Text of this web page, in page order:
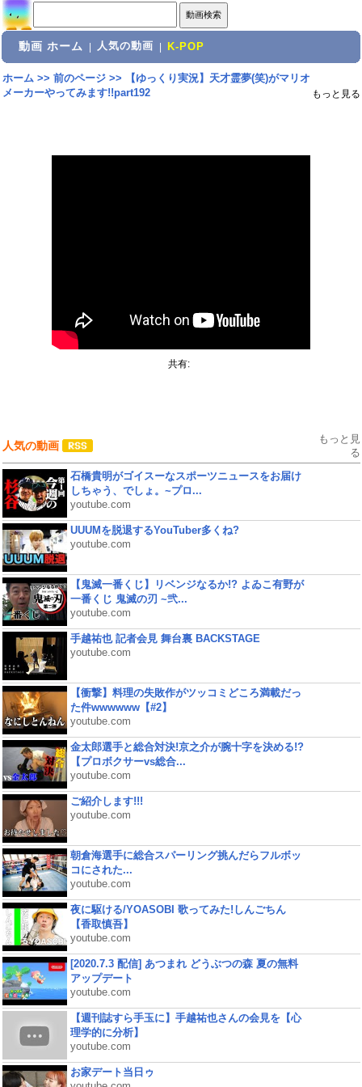
動画 ホーム 人気の動画 K-POP
ホーム>> 前のページ>>
【ゆっくり実況】天才霊夢(笑)がマリオ
メーカーやってみます!!part192
もっと見る
共有:
人気の動画
もっと見
る
石橋貴明がゴイスーなスポーツニュースをお届け
しちゃう、でしょ。~プロ...
youtube.com
UUUMを脱退するYouTuber多くね?
youtube.com
【鬼滅一番くじ】リベンジなるか!? よゐこ有野が
一番くじ 鬼滅の刃 ~弐...
youtube.com
手越祐也 記者会見 舞台裏 BACKSTAGE
youtube.com
【衝撃】料理の失敗作がツッコミどころ満載だっ
た件wwwwww【#2】
youtube.com
金太郎選手と総合対決!京之介が腕十字を決める!?
【プロボクサーvs総合...
youtube.com
ご紹介します!!!
youtube.com
朝倉海選手に総合スパーリング挑んだらフルボッ
コにされた...
youtube.com
夜に駆ける/YOASOBI 歌ってみた!しんごちん
【香取慎吾】
youtube.com
[2020.7.3 配信] あつまれ どうぶつの森 夏の無料
アップデート
youtube.com
【週刊誌すら手玉に】手越祐也さんの会見を【心
理学的に分析】
youtube.com
お家デート当日ゥ